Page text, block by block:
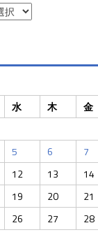
水 木 金
5 6 7
12 13 14
19 20 21
26 27 28